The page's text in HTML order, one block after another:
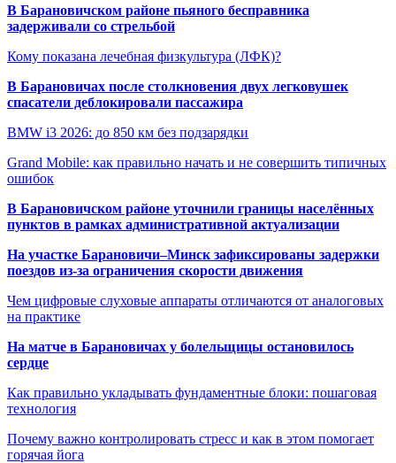
В Барановичском районе пьяного бесправника
задерживали со стрельбой
Кому показана лечебная физкультура (ЛФК)?
В Барановичах после столкновения двух легковушек
спасатели деблокировали пассажира
BMW i3 2026: до 850 км без подзарядки
Grand Mobile: как правильно начать и не совершить типичных
ошибок
В Барановичском районе уточнили границы населённых
пунктов в рамках административной актуализации
На участке Барановичи–Минск зафиксированы задержки
поездов из-за ограничения скорости движения
Чем цифровые слуховые аппараты отличаются от аналоговых
на практике
На матче в Барановичах у болельщицы остановилось
сердце
Как правильно укладывать фундаментные блоки: пошаговая
технология
Почему важно контролировать стресс и как в этом помогает
горячая йога